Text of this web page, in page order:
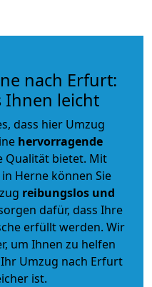
nach Erfurt:
Ihnen leicht
dass hier Umzug
hervorragende
Qualität bietet. Mit
Herne können Sie
reibungslos und
dafür, dass Ihre
erfüllt werden. Wir
um Ihnen zu helfen
Umzug nach Erfurt
ist.